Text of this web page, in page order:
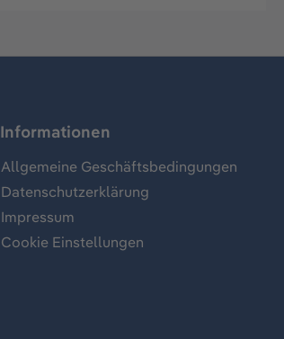
Informationen
Allgemeine Geschäftsbedingungen
Datenschutzerklärung
Impressum
Cookie Einstellungen